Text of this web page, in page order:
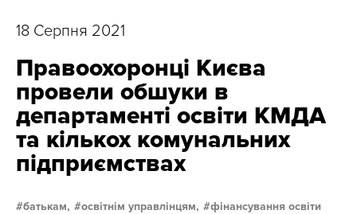
18 Серпня 2021
Правоохоронці Києва
провели обшуки в
департаменті освіти КМДА
та кількох комунальних
підприємствах
батькам, освітнім управлінцям, фінансування освіти